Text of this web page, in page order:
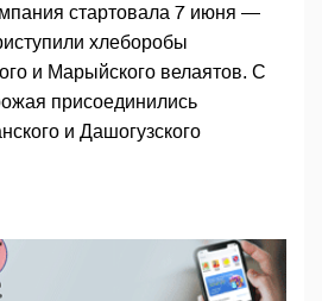
стартовала 7 июня —
хлеборобы
и Марыйского велаятов. С
присоединились
и Дашогузского